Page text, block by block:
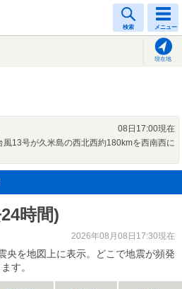
検索 メニュー
現在地
08日17:00現在
風13号が久米島の西北西約180kmを西南西に
時間)
2026年08月08日17:30現在
央を地図上に表示。どこで地震が頻発
す。